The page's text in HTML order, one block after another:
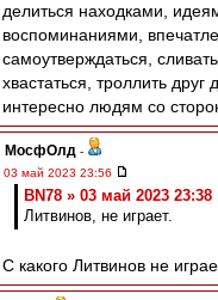
делиться находками,
воспоминаниями,
самоутверждаться, сливать
хвастаться, троллить друг
интересно людям со
МосфОлд -
03 май 2023 23:56
BN78 » 03 май 2023 23:38
Литвинов, не играет.
С какого Литвинов не